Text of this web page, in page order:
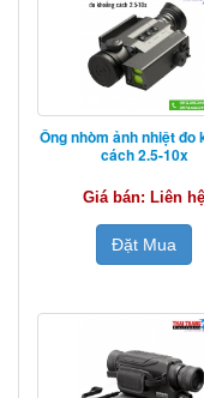
Ống nhòm ảnh nhiệt đo
cách 2.5-10x
Giá bán: Liên hệ
Đặt Mua